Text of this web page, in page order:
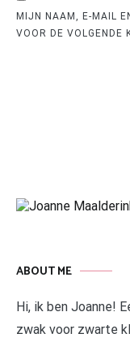
MIJN NAAM, E-MAIL
VOOR DE VOLGENDE
ABOUT ME
Hi, ik ben Joanne!
zwak voor zwarte